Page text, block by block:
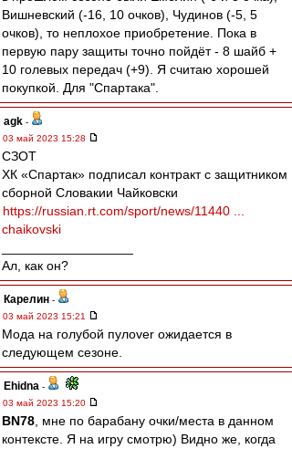
Вишневский (-16, 10 очков), Чудинов (-5, 5
очков), то неплохое приобретение. Пока в
первую пару защиты точно пойдёт - 8 шайб +
10 голевых передач (+9). Я считаю хорошей
покупкой. Для "Спартака".
agk -
03 май 2023 15:28
СЗОТ
ХК «Спартак» подписал контракт с защитником
сборной Словакии Чайковски
https://russian.rt.com/sport/news/11440 ...
chaikovski
Ал, как он?
Карелин -
03 май 2023 15:21
Мода на голубой пулover ожидается в
следующем сезоне.
Ehidna -
03 май 2023 15:20
BN78 , мне по барабану очки/места в данном
контексте. Я на игру смотрю) Видно же, когда